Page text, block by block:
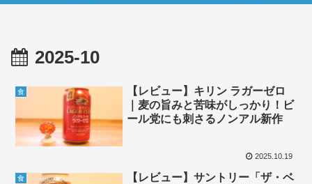
2025-10
食
【レビュー】キリン ラガーゼロ
｜麦の旨みと苦味がしっかり！ビ
ール党にも刺さるノンアル新作
2025.10.19
食
【レビュー】サントリー「ザ・ベ